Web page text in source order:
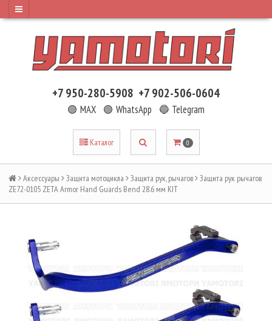
+7 950-280-5908 +7 902-506-0604
🟢 MAX 🟢 WhatsApp 🔵 Telegram
Каталог 0
Аксессуары Защита мотоцикла Защита рук, рычагов
Защита рук рычагов
ZE72-0105 ZETA Armor Hand Guards Bend 28.6 мм KIT